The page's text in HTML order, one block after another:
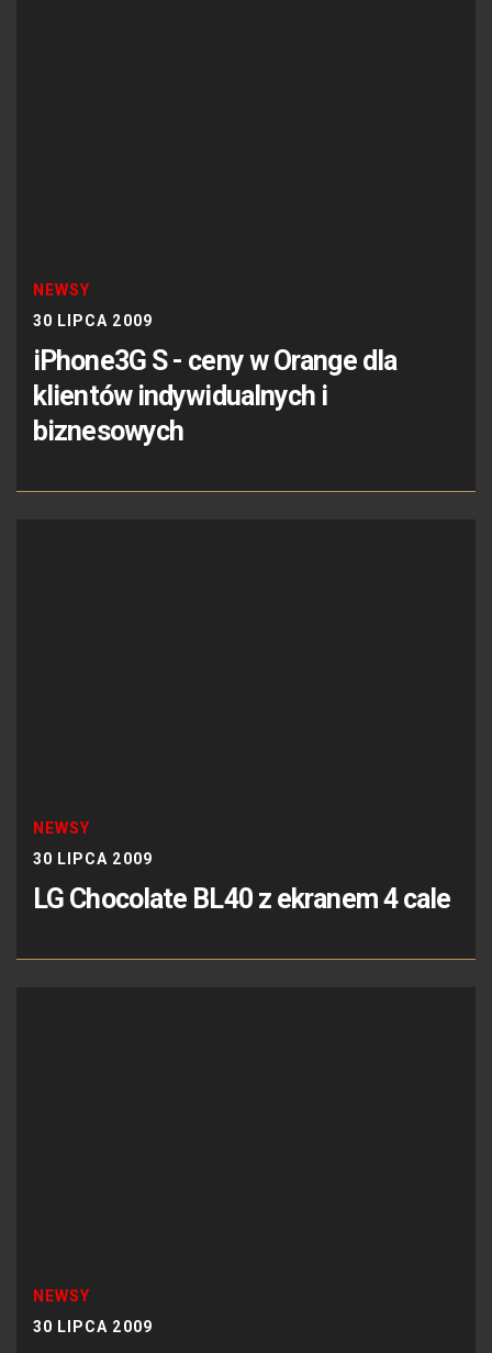
NEWSY
30 LIPCA 2009
iPhone3G S - ceny w Orange dla
klientów indywidualnych i
biznesowych
NEWSY
30 LIPCA 2009
LG Chocolate BL40 z ekranem 4 cale
NEWSY
30 LIPCA 2009